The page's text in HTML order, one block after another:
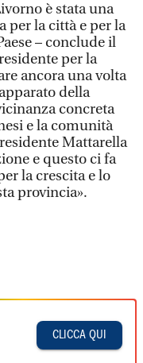
è stata una
per la città e per la
– conclude il
per la
ancora una volta
della
concreta
e la comunità
Mattarella
e questo ci fa
la crescita e lo
provincia».
CLICCA QUI